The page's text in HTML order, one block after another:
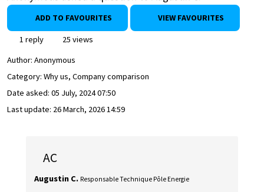
ADD TO FAVOURITES VIEW FAVOURITES
1 reply
25 views
Author: Anonymous
Category: Why us, Company comparison
Date asked: 05 July, 2024 07:50
Last update: 26 March, 2026 14:59
AC
Augustin C. Responsable Technique Pôle Energie